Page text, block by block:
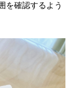
を確認するよう